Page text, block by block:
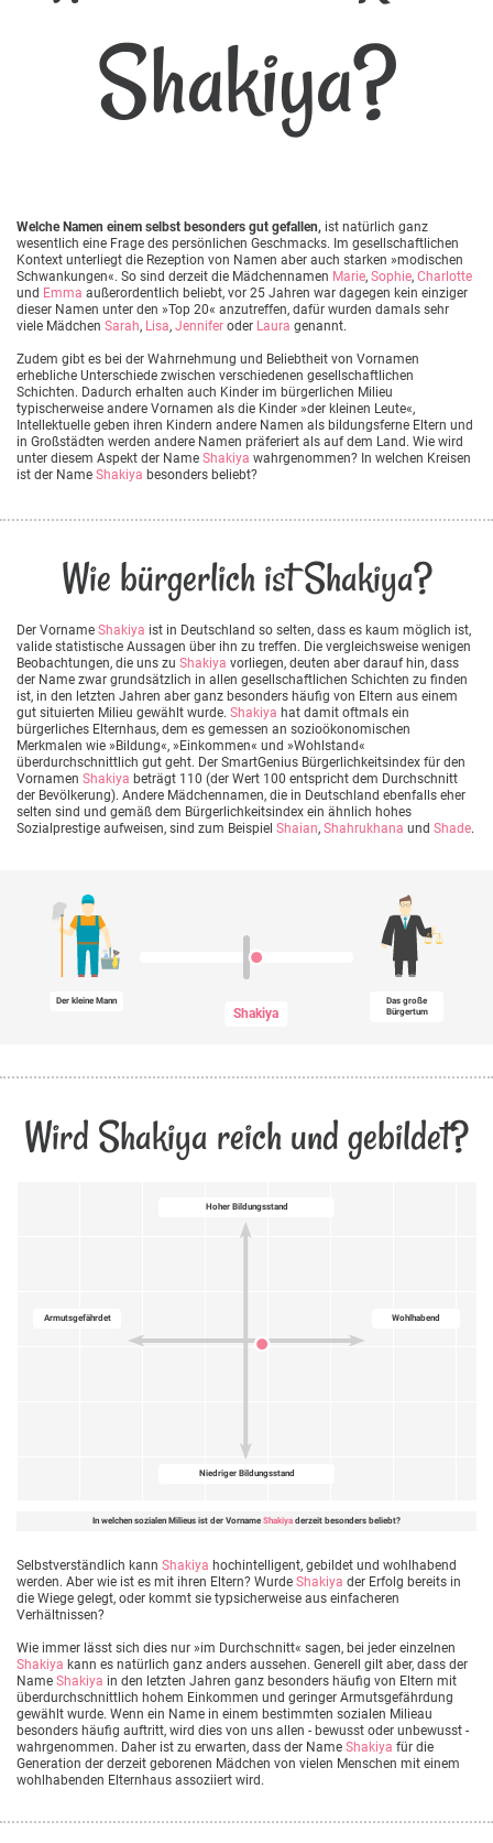
Shakiya?
Welche Namen einem selbst besonders gut gefallen, ist natürlich ganz
wesentlich eine Frage des persönlichen Geschmacks. Im gesellschaftlichen
Kontext unterliegt die Rezeption von Namen aber auch starken »modischen
Schwankungen«. So sind derzeit die Mädchennamen Marie, Sophie, Charlotte
und Emma außerordentlich beliebt, vor 25 Jahren war dagegen kein einziger
dieser Namen unter den »Top 20« anzutreffen, dafür wurden damals sehr
viele Mädchen Sarah, Lisa, Jennifer oder Laura genannt.
Zudem gibt es bei der Wahrnehmung und Beliebtheit von Vornamen
erhebliche Unterschiede zwischen verschiedenen gesellschaftlichen
Schichten. Dadurch erhalten auch Kinder im bürgerlichen Milieu
typischerweise andere Vornamen als die Kinder »der kleinen Leute«,
Intellektuelle geben ihren Kindern andere Namen als bildungsferne Eltern und
in Großstädten werden andere Namen präferiert als auf dem Land. Wie wird
unter diesem Aspekt der Name Shakiya wahrgenommen? In welchen Kreisen
ist der Name Shakiya besonders beliebt?
Wie bürgerlich ist Shakiya?
Der Vorname Shakiya ist in Deutschland so selten, dass es kaum möglich ist,
valide statistische Aussagen über ihn zu treffen. Die vergleichsweise wenigen
Beobachtungen, die uns zu Shakiya vorliegen, deuten aber darauf hin, dass
der Name zwar grundsätzlich in allen gesellschaftlichen Schichten zu finden
ist, in den letzten Jahren aber ganz besonders häufig von Eltern aus einem
gut situierten Milieu gewählt wurde. Shakiya hat damit oftmals ein
bürgerliches Elternhaus, dem es gemessen an sozioökonomischen
Merkmalen wie »Bildung«, »Einkommen« und »Wohlstand«
überdurchschnittlich gut geht. Der SmartGenius Bürgerlichkeitsindex für den
Vornamen Shakiya beträgt 110 (der Wert 100 entspricht dem Durchschnitt
der Bevölkerung). Andere Mädchennamen, die in Deutschland ebenfalls eher
selten sind und gemäß dem Bürgerlichkeitsindex ein ähnlich hohes
Sozialprestige aufweisen, sind zum Beispiel Shaian, Shahrukhana und Shade.
Der kleine Mann
Shakiya
Das große
Bürgertum
Wird Shakiya reich und gebildet?
Hoher Bildungsstand
Wohlhabend
Niedriger Bildungsstand
Armutsgefährdet
In welchen sozialen Milieus ist der Vorname Shakiya derzeit besonders beliebt?
Selbstverständlich kann Shakiya hochintelligent, gebildet und wohlhabend
werden. Aber wie ist es mit ihren Eltern? Wurde Shakiya der Erfolg bereits in
die Wiege gelegt, oder kommt sie typsicherweise aus einfacheren
Verhältnissen?
Wie immer lässt sich dies nur »im Durchschnitt« sagen, bei jeder einzelnen
Shakiya kann es natürlich ganz anders aussehen. Generell gilt aber, dass der
Name Shakiya in den letzten Jahren ganz besonders häufig von Eltern mit
überdurchschnittlich hohem Einkommen und geringer Armutsgefährdung
gewählt wurde. Wenn ein Name in einem bestimmten sozialen Milieau
besonders häufig auftritt, wird dies von uns allen - bewusst oder unbewusst -
wahrgenommen. Daher ist zu erwarten, dass der Name Shakiya für die
Generation der derzeit geborenen Mädchen von vielen Menschen mit einem
wohlhabenden Elternhaus assoziiert wird.